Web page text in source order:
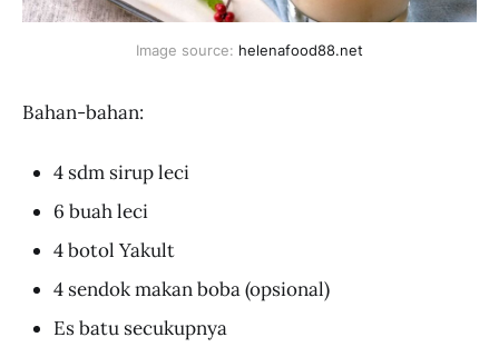
Image source: helenafood88.net
Bahan-bahan:
4 sdm sirup leci
6 buah leci
4 botol Yakult
4 sendok makan boba (opsional)
Es batu secukupnya